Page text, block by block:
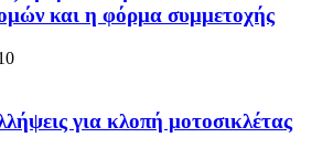
και η φόρμα συμμετοχής
για κλοπή μοτοσικλέτας